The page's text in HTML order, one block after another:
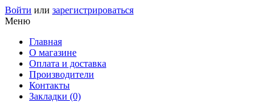
Войти или зарегистрироваться
Меню
Главная
О магазине
Оплата и доставка
Производители
Контакты
Закладки (0)